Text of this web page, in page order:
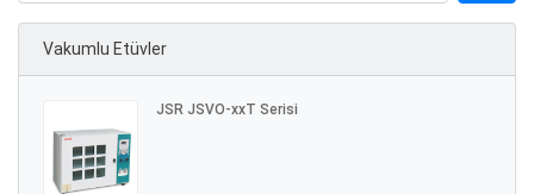
Vakumlu Etüvler
JSR JSVO-xxT Serisi